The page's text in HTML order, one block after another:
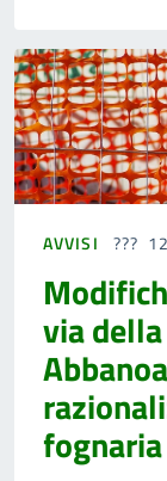
AVVISI
via
fognaria